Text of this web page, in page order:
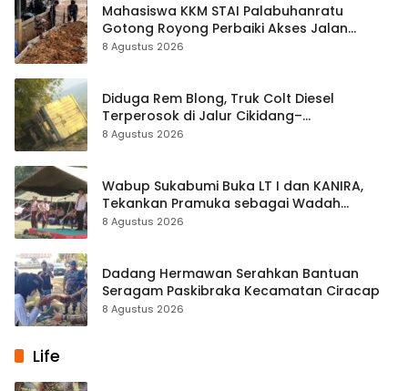
Mahasiswa KKM STAI Palabuhanratu
Gotong Royong Perbaiki Akses Jalan
Majelis Ta’lim di Sagaranten
8 Agustus 2026
Diduga Rem Blong, Truk Colt Diesel
Terperosok di Jalur Cikidang–
Palabuhanratu
8 Agustus 2026
Wabup Sukabumi Buka LT I dan KANIRA,
Tekankan Pramuka sebagai Wadah
Pembentukan Karakter
8 Agustus 2026
Dadang Hermawan Serahkan Bantuan
Seragam Paskibraka Kecamatan Ciracap
8 Agustus 2026
Life